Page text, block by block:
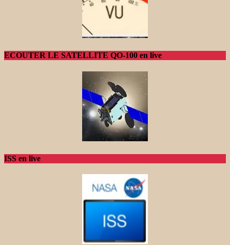
ECOUTER LE SATELLITE QO-100 en live
ISS en live